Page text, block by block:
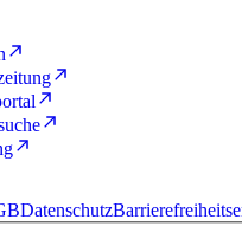
Datenschutz